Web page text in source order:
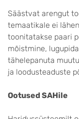
Säästvat arengut
temaatikale ei
toonitatakse paari
mõistmine,
tähelepanuta
ja loodusteaduste
Ootused SAHile